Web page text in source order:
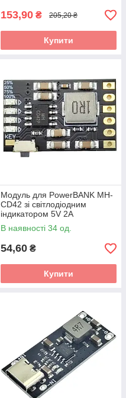
153,90 ₴ 205,20 ₴
Купити
Модуль для PowerBANK MH-
CD42 зі світлодіодним
індикатором 5V 2A
В наявності 34 од.
54,60 ₴
Купити